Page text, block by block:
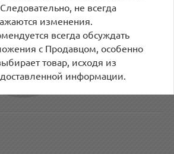
не всегда
изменения.
всегда обсуждать
с Продавцом, особенно
товар, исходя из
информации.